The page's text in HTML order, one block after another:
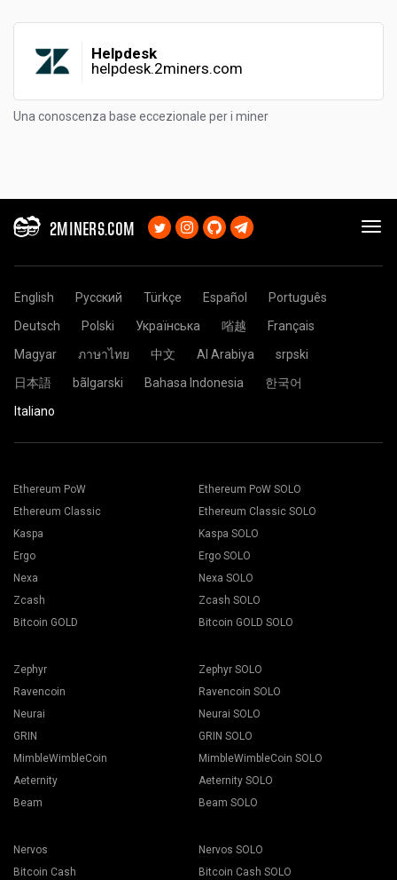
Helpdesk
helpdesk.2miners.com
Una conoscenza base eccezionale per i miner
2MINERS.COM
English Русский Türkçe Español
Português
Deutsch
Polski Українська 㗂越
Français
Magyar
ภาษาไทย 中文 Al Arabiya
srpski
日本語
bãlgarski Bahasa Indonesia
한국어
Italiano
Ethereum PoW
Ethereum Classic
Kaspa
Ergo
Nexa
Zcash
Bitcoin GOLD
Ethereum PoW SOLO
Ethereum Classic SOLO
Kaspa SOLO
Ergo SOLO
Nexa SOLO
Zcash SOLO
Bitcoin GOLD SOLO
Zephyr
Ravencoin
Neurai
GRIN
MimbleWimbleCoin
Aeternity
Beam
Zephyr SOLO
Ravencoin SOLO
Neurai SOLO
GRIN SOLO
MimbleWimbleCoin SOLO
Aeternity SOLO
Beam SOLO
Nervos
Bitcoin Cash
Nervos SOLO
Bitcoin Cash SOLO